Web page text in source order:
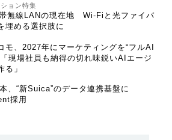
ョン特集
無線LANの現在地 Wi-Fiと光ファイバ
埋める選択肢に
モ、2027年にマーケティングを“フルAI
現場社員も納得の切れ味鋭いAIエージ
る」
、“新Suica”のデータ連携基盤に
採用